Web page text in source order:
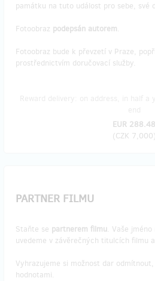
památku na tuto událost pro sebe,
Fotoobraz podepsán autorem.
Fotoobraz bude k převzetí v Praze,
prostřednictvím doručovací služby.
EUR 288.48
(CZK 7,000)
PARTNER FILMU
Staňte se partnerem filmu. Vaše
uvedeme v závěrečných titulcích filmu
Vyhrazujeme si možnost dar
hodnotami.